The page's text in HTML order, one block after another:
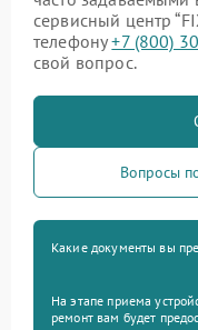
сервисный центр
телефону+7 (800)
свой вопрос.
Вопросы
Какие документы вы
На этапе приема
ремонт вам будет